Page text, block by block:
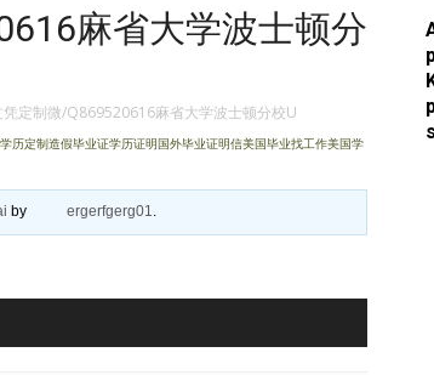
麻省大学波士顿分
凭定制微/Q869520616麻省大学波士顿分校U
定制造假毕业证学历证明国外毕业证明信美国毕业找工作美国学
by ergerfgerg01.